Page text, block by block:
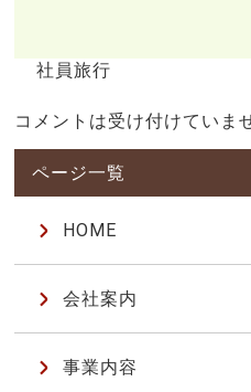
社員旅行
コメントは受け付けていま
HOME
会社案内
事業内容